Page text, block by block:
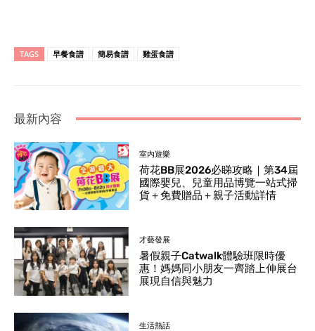
TAGS 早餐食譜 簡易食譜 雞蛋食譜
最新內容
室內遊樂
荷花BB展2026必睇攻略｜第34屆
國際嬰兒、兒童用品博覽一站式掃
貨＋免費贈品＋親子活動詳情
才藝發展
暑假親子Catwalk體驗班限時優
惠！媽媽同小朋友一齊踏上伸展台
展現自信與魅力
生活熱話